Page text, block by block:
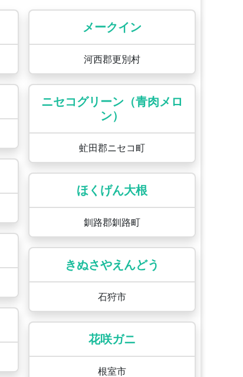
メークイン
河西郡更別村
ニセコグリーン（青肉メロ
ン）
虻田郡ニセコ町
ほくげん大根
釧路郡釧路町
きぬさやえんどう
石狩市
花咲ガニ
根室市